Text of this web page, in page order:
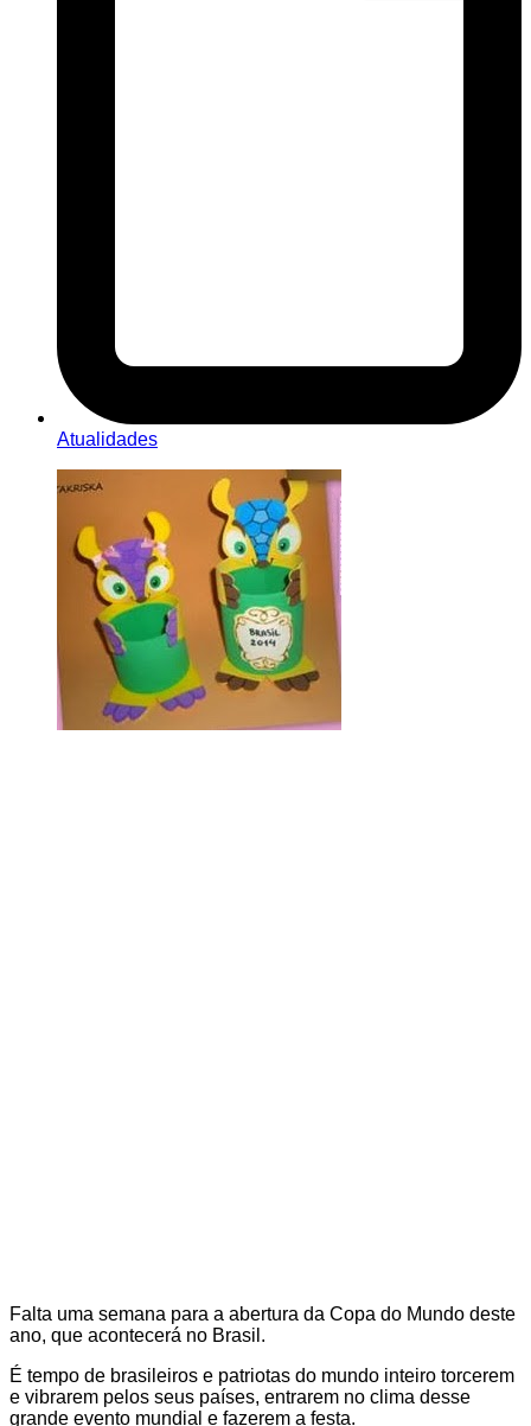
Atualidades
Falta uma semana para a abertura da Copa do Mundo deste
ano, que acontecerá no Brasil.
É tempo de brasileiros e patriotas do mundo inteiro torcerem
e vibrarem pelos seus países, entrarem no clima desse
grande evento mundial e fazerem a festa.